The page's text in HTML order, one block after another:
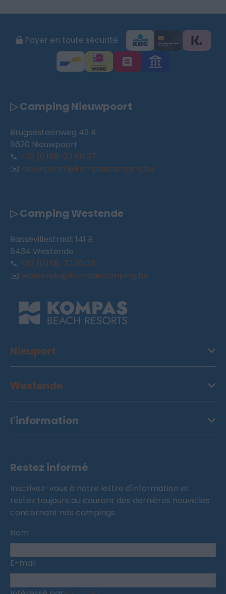
Payer en toute sécurité
▷ Camping Nieuwpoort
Brugsesteenweg 49 B
8620 Nieuwpoort
📞 +32 (0)58-23 60 37
✉️ nieuwpoort@kompascamping.be
▷ Camping Westende
Bassevillestraat 141 B
8434 Westende
📞 +32 (0)58-22 30 25
✉️ westende@kompascamping.be
Nieuport
Westende
l'information
Restez informé
Inscrivez-vous à notre lettre d'information et
restez toujours au courant des dernières nouvelles
concernant nos campings.
Nom
E-mail